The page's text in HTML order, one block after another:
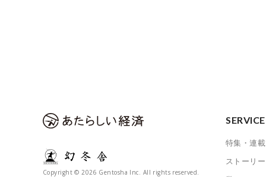
Copyright © 2026 Gentosha Inc. All rights reserved.
SERVICE
特集・連載
ストーリー